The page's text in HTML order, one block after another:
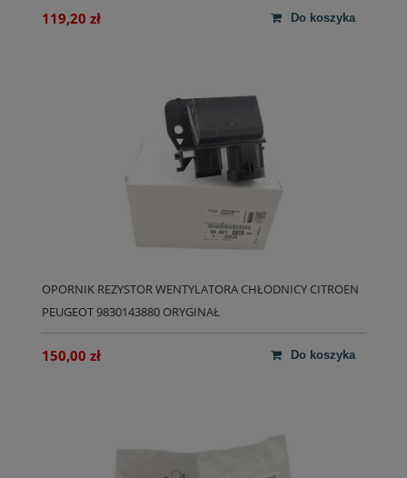
119,20 zł do koszyka
OPORNIK REZYSTOR WENTYLATORA CHŁODNICY CITROEN
PEUGEOT 9830143880 ORYGINAŁ
150,00 zł do koszyka